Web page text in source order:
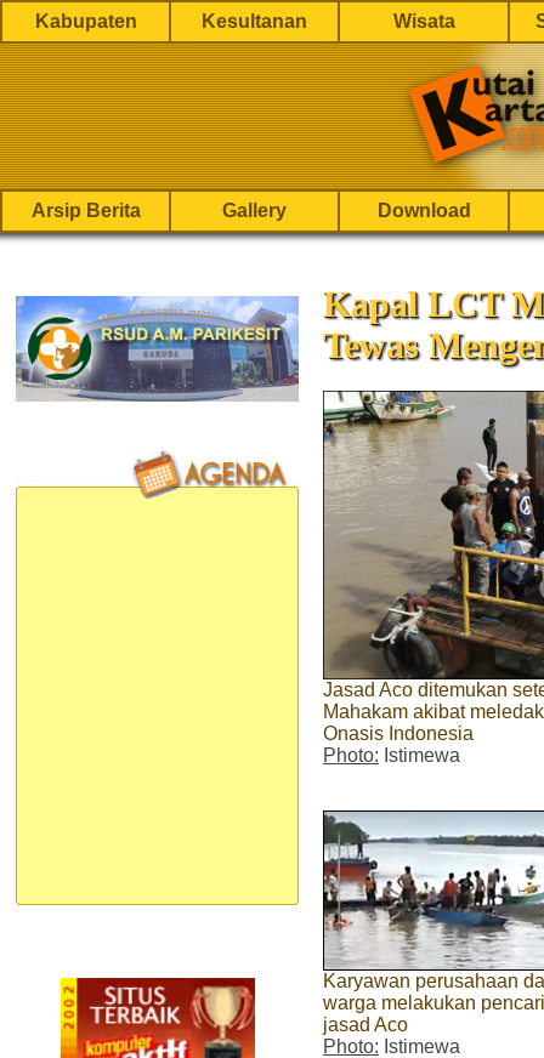
Kabupaten Kesultanan Wisata
Arsip Berita Gallery Download
Kapal LCT
Tewas
Jasad Aco ditemukan
Mahakam akibat
Onasis Indonesia
Photo: Istimewa
Karyawan perusahaan
warga melakukan
jasad Aco
Photo: Istimewa